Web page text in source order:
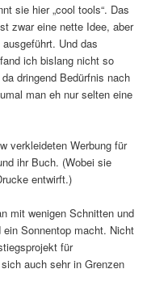
sie hier „cool tools“. Das
zwar eine nette Idee, aber
Und das
ich bislang nicht so
dringend Bedürfnis nach
man eh nur selten eine
verkleideten Werbung für
ihr Buch. (Wobei sie
entwirft.)
mit wenigen Schnitten und
ein Sonnentop macht. Nicht
für
auch sehr in Grenzen